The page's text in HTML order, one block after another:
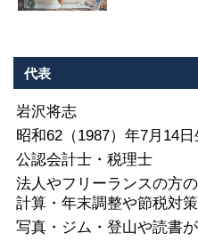
代表
岩沢将志
昭和62（1987）年7月14日
公認会計士・税理士
法人やフリーランスの方
計算・年末調整や節税対
写真・ジム・登山や読書